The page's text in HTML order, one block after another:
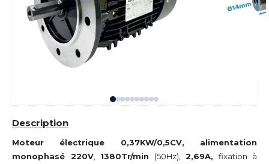
Description
Moteur électrique 0,37KW/0,5CV, alimentation
monophasé 220V, 1380Tr/min (50Hz), 2,69A, fixation à